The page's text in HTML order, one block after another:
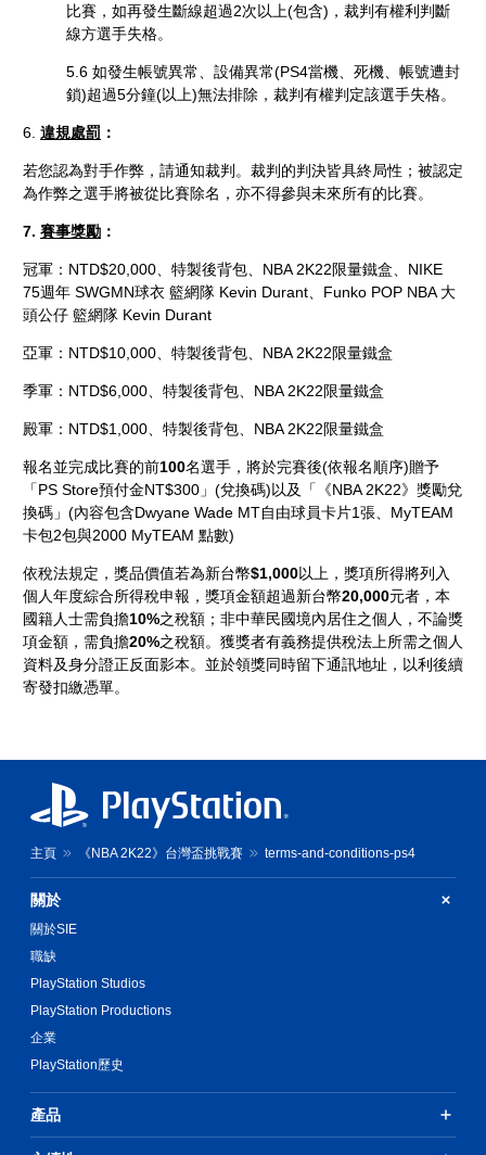
比賽，如再發生斷線超過2次以上(包含)，裁判有權利判斷
線方選手失格。
5.6 如發生帳號異常、設備異常(PS4當機、死機、帳號遭封
鎖)超過5分鐘(以上)無法排除，裁判有權判定該選手失格。
6. 違規處罰 ：
若您認為對手作弊，請通知裁判。裁判的判決皆具終局性；被認定
為作弊之選手將被從比賽除名，亦不得參與未來所有的比賽。
7. 賽事獎勵 ：
冠軍：NTD$20,000、特製後背包、NBA 2K22限量鐵盒、NIKE
75週年 SWGMN球衣 籃網隊 Kevin Durant、Funko POP NBA 大
頭公仔 籃網隊 Kevin Durant
亞軍：NTD$10,000、特製後背包、NBA 2K22限量鐵盒
季軍：NTD$6,000、特製後背包、NBA 2K22限量鐵盒
殿軍：NTD$1,000、特製後背包、NBA 2K22限量鐵盒
報名並完成比賽的前100名選手，將於完賽後(依報名順序)贈予
「PS Store預付金NT$300」(兌換碼)以及「《NBA 2K22》獎勵兌
換碼」(內容包含Dwyane Wade MT自由球員卡片1張、MyTEAM
卡包2包與2000 MyTEAM 點數)
依稅法規定，獎品價值若為新台幣$1,000以上，獎項所得將列入
個人年度綜合所得稅申報，獎項金額超過新台幣20,000元者，本
國籍人士需負擔10%之稅額；非中華民國境內居住之個人，不論獎
項金額，需負擔20%之稅額。獲獎者有義務提供稅法上所需之個人
資料及身分證正反面影本。並於領獎同時留下通訊地址，以利後續
寄發扣繳憑單。
主頁 《NBA 2K22》台灣盃挑戰賽 terms-and-conditions-ps4
關於
關於SIE
職缺
PlayStation Studios
PlayStation Productions
企業
PlayStation歷史
產品